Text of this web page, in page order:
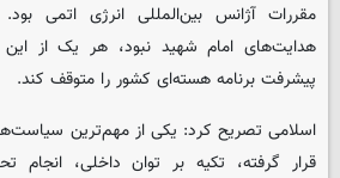
مقررات آژانس بین‌المللی انرژی اتمی
هدایت‌های امام شهید نبود، هر یک از این
پیشرفت برنامه هسته‌ای کشور را متوقف کند.
اسلامی تصریح کرد: یکی از مهم‌ترین
قرار گرفته، تکیه بر توان داخلی،